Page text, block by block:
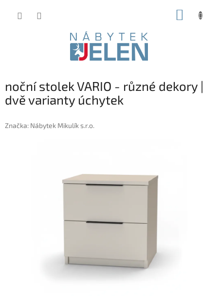
noční stolek VARIO - různé dekory |
dvě varianty úchytek
Značka: Nábytek Mikulík s.r.o.